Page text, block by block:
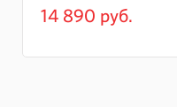
14 890 руб.